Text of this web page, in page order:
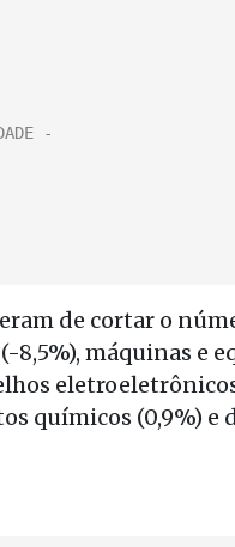
de cortar o
máquinas e
químicos (0,9%) e